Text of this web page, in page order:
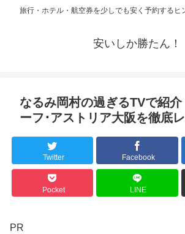
旅行・ホテル・航空券を少しでも安く予約するヒ
安いしか勝たん！
なるみ岡村の過ぎるTVで紹
ーフ･アストリア大阪を徹底レ
Twitter Facebook
Pocket LINE
PR